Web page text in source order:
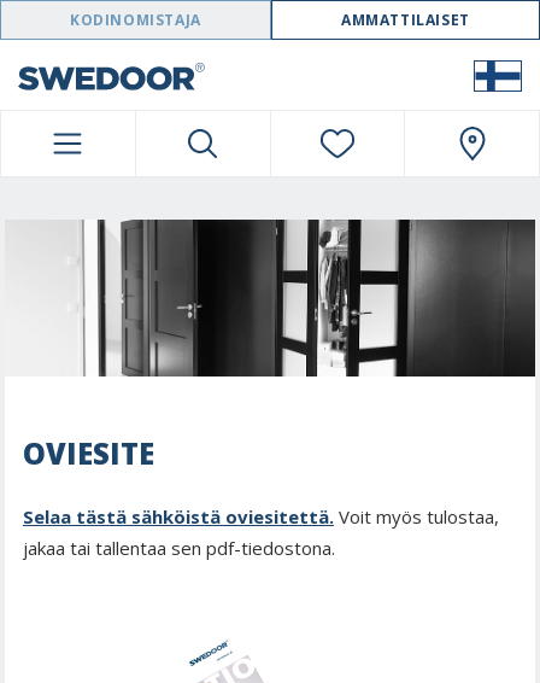
SWEDOOR NAVIGATION
KODINOMISTAJA AMMATTILAISET
OVIESITE
Selaa tästä sähköistä oviesitettä. Voit myös tulostaa,
jakaa tai tallentaa sen pdf-tiedostona.